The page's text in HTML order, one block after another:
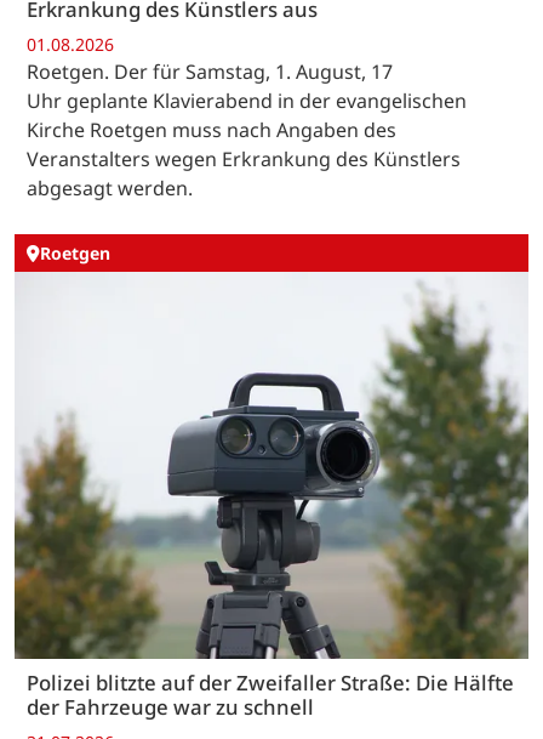
Erkrankung des Künstlers aus
01.08.2026
Roetgen. Der für Samstag, 1. August, 17
Uhr geplante Klavierabend in der evangelischen
Kirche Roetgen muss nach Angaben des
Veranstalters wegen Erkrankung des Künstlers
abgesagt werden.
Roetgen
Polizei blitzte auf der Zweifaller Straße: Die Hälfte
der Fahrzeuge war zu schnell